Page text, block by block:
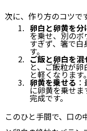
次に、作り方のコツで
卵白と卵黄を分
を乗せ、別の
すぎず、箸で
す。
ご飯と卵白を混
と、ご飯粒が
と軽くなります
卵黄を乗せる
に卵黄を乗せ
完成です。
このひと手間で、口の